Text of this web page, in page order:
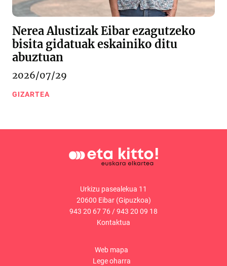
Nerea Alustizak Eibar ezagutzeko
bisita gidatuak eskainiko ditu
abuztuan
2026/07/29
GIZARTEA
Urkizu pasealekua 11
20600 Eibar (Gipuzkoa)
943 20 67 76 /943 20 09 18
Kontaktua
Web mapa
Lege oharra